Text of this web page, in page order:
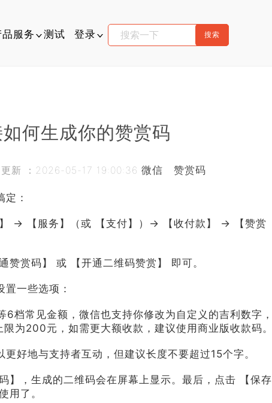
品服务
文档
工具箱
标生成器
测试 登录
何生成你的赞赏码
更新 ：2026-05-17 19:00:36 微信
赞赏码
：
→ 【服务】（或 【支付】）→ 【收付款】 → 【赞赏
赞赏码】 或 【开通二维码赞赏】 即可。
一些选项：
档常见金额，微信也支持你修改为自定义的吉利数字，
为200元，如需更大额收款，建议使用商业版收款码。
好地与支持者互动，但建议长度不要超过15个字。
】，生成的二维码会在屏幕上显示。最后，点击 【保存
用了。